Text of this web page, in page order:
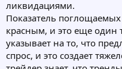
ликвидациями.
Показатель
красным, и это еще
указывает на то, что
спрос, и это создает